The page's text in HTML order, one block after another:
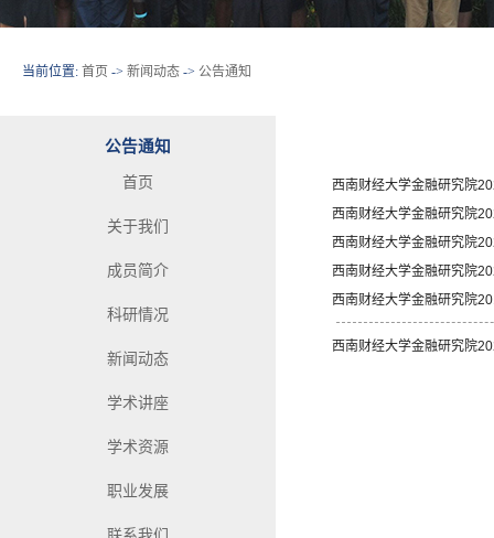
当前位置: 首页 -> 新闻动态 -> 公告通知
公告通知
首页
关于我们
成员简介
科研情况
新闻动态
学术讲座
学术资源
职业发展
西南财经大学金融研究院
西南财经大学金融研究院
西南财经大学金融研究院
西南财经大学金融研究院
西南财经大学金融研究院
西南财经大学金融研究院